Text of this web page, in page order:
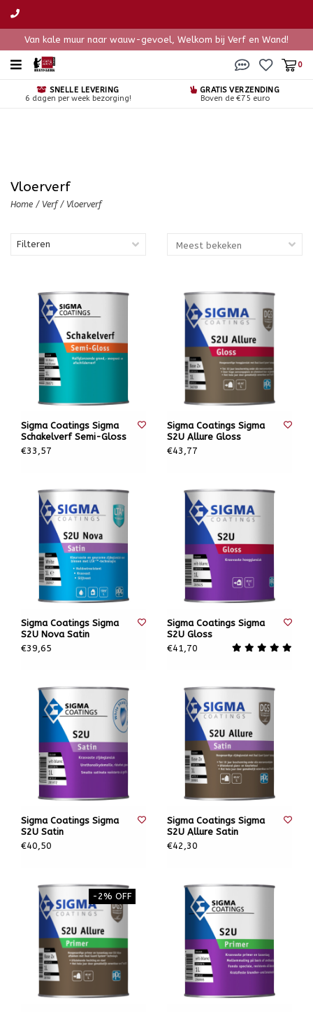
Van kale muur naar wauw-gevoel, Welkom bij Verf en Wand!
0
SNELLE LEVERING
6 dagen per week bezorging!
GRATIS VERZENDING
Boven de €75 euro
Vloerverf
Home / Verf/ Vloerverf
Filteren
Sigma Coatings Sigma
Schakelverf Semi-Gloss
€33,57
Sigma Coatings Sigma
S2U Allure Gloss
€43,77
Sigma Coatings Sigma
S2U Nova Satin
€39,65
Sigma Coatings Sigma
S2U Gloss
€41,70
Sigma Coatings Sigma
S2U Satin
€40,50
Sigma Coatings Sigma
S2U Allure Satin
€42,30
-2% OFF